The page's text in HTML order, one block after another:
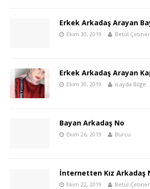
Erkek Arkadaş Arayan
Ekim 30, 2019 Betül Çetiner
Erkek Arkadaş Arayan
Ekim 30, 2019 iLayda Bilge
Bayan Arkadaş No
Ekim 26, 2019 Burcu
İnternetten Kız Arkadaş
Ekim 22, 2019 Betül Çetiner